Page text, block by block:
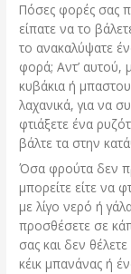
Πόσες φορές σας
είπατε να το
το ανακαλύψατε
φορά; Αντ’ αυτού,
κυβάκια ή
λαχανικά, για να
φτιάξετε ένα
βάλτε τα στην
Όσα φρούτα δεν
μπορείτε είτε να
με λίγο νερό ή
προσθέσετε σε
σας και δεν
κέικ μπανάνας ή